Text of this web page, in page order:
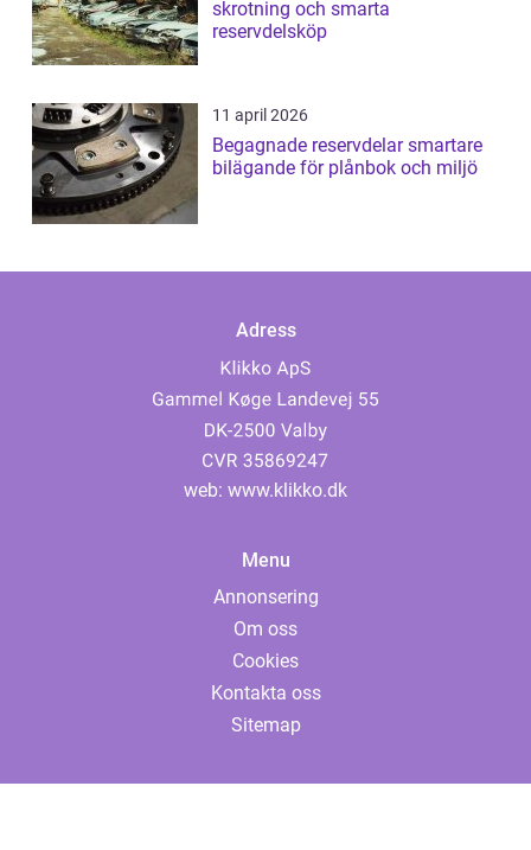
skrotning och smarta
reservdelsköp
11 april 2026
Begagnade reservdelar smartare
bilägande för plånbok och miljö
Adress
web: www.klikko.dk
Menu
Annonsering
Om oss
Cookies
Kontakta oss
Sitemap